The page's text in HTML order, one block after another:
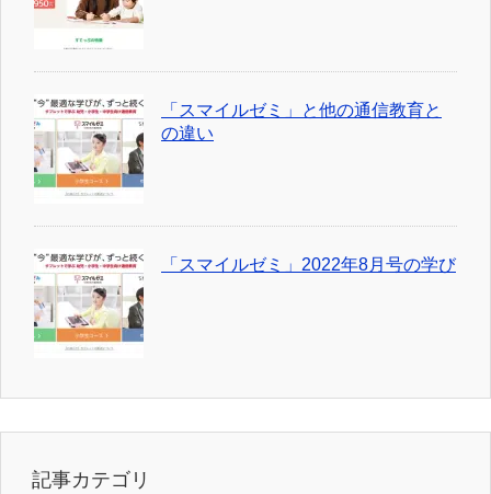
「スマイルゼミ」と他の通信教育と
の違い
「スマイルゼミ」2022年8月号の学び
記事カテゴリ